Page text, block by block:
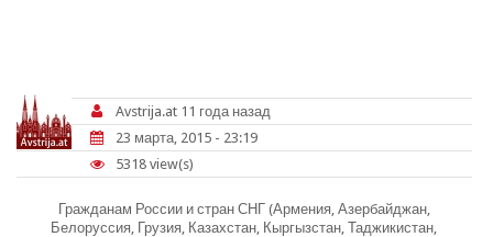
Avstrija.at 11 года назад
23 марта, 2015 - 23:19
5318 view(s)
Гражданам России и стран СНГ (Армения, Азербайджан,
Белоруссия, Грузия, Казахстан, Кыргызстан, Таджикистан,